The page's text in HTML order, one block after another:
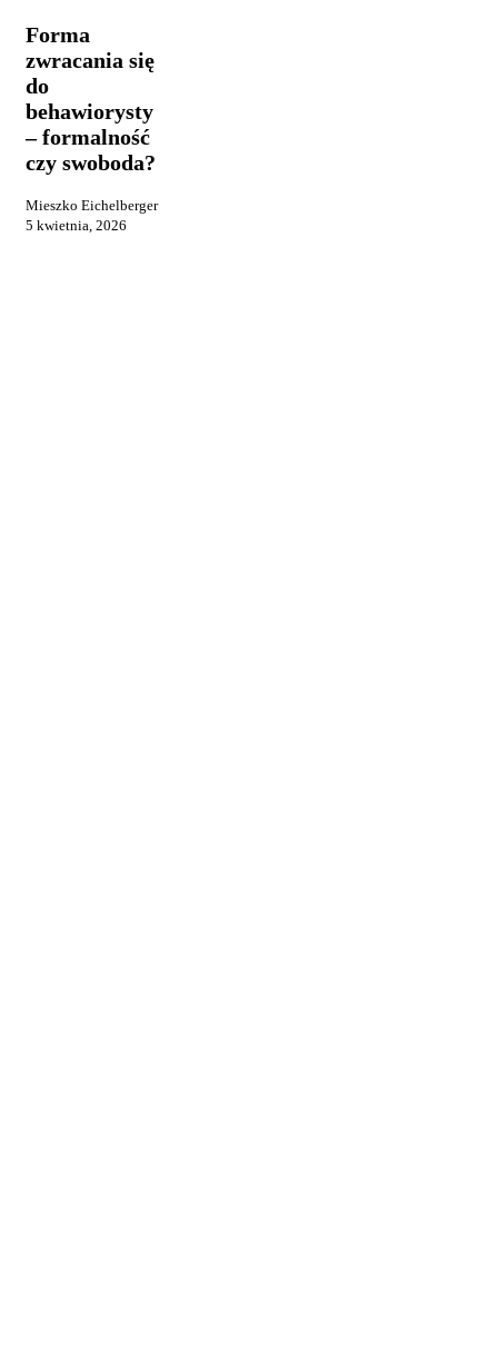
do
behawiorysty
–
formalność
czy
swoboda?
Forma
zwracania się
do
behawiorysty
– formalność
czy swoboda?
Mieszko Eichelberger
5 kwietnia, 2026